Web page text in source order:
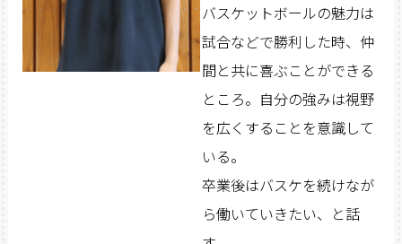
バスケットボールの魅力は
試合などで勝利した時、仲
間と共に喜ぶことができる
ところ。自分の強みは視野
を広くすることを意識して
いる。
卒業後はバスケを続けなが
ら働いていきたい、と話